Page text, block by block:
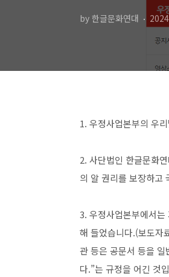
by 한글문화연대
1. 우정사업본부의 우
2. 사단법인 한글문화
의 알 권리를 보장하고
3. 우정사업본부에서는
해 들었습니다.(보도자
관 등은 공문서 등을
다.”는 규정을 어긴 것